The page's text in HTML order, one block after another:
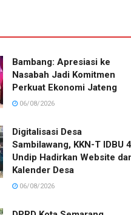
Bambang: Apresiasi ke
Nasabah Jadi Komitmen
Perkuat Ekonomi Jateng
06/08/2026
Digitalisasi Desa
Sambilawang, KKN-T IDBU
Undip Hadirkan Website
Kalender Desa
06/08/2026